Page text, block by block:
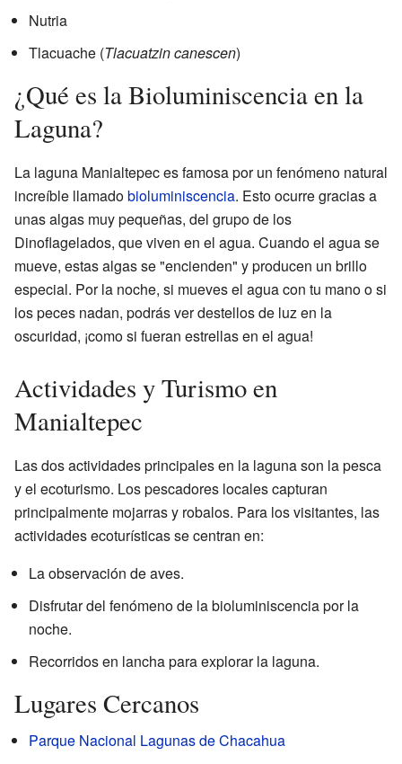
Nutria
Tlacuache (Tlacuatzin canescen)
¿Qué es la Bioluminiscencia en la
Laguna?
La laguna Manialtepec es famosa por un fenómeno natural
increíble llamadobioluminiscencia. Esto ocurre gracias a
unas algas muy pequeñas, del grupo de los
Dinoflagelados, que viven en el agua. Cuando el agua se
mueve, estas algas se "encienden" y producen un brillo
especial. Por la noche, si mueves el agua con tu mano o si
los peces nadan, podrás ver destellos de luz en la
oscuridad, ¡como si fueran estrellas en el agua!
Actividades y Turismo en
Manialtepec
Las dos actividades principales en la laguna son la pesca
y el ecoturismo. Los pescadores locales capturan
principalmente mojarras y robalos. Para los visitantes, las
actividades ecoturísticas se centran en:
La observación de aves.
Disfrutar del fenómeno de la bioluminiscencia por la
noche.
Recorridos en lancha para explorar la laguna.
Lugares Cercanos
Parque Nacional Lagunas de Chacahua